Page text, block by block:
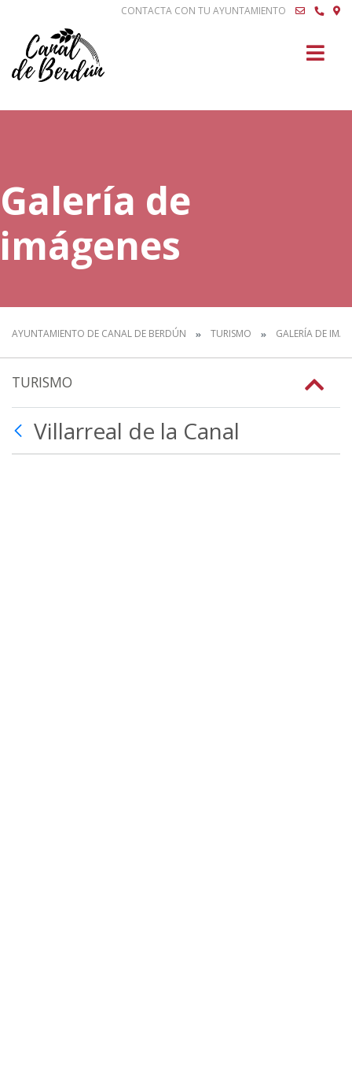
CONTACTA CON TU AYUNTAMIENTO
Galería de
imágenes
AYUNTAMIENTO DE CANAL DE BERDÚN TURISMO GALERÍA DE
TURISMO
Villarreal de la Canal